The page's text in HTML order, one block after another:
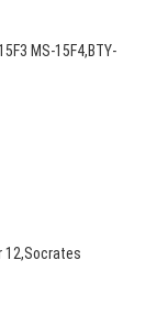
MS-15F4,BTY-
12,Socrates